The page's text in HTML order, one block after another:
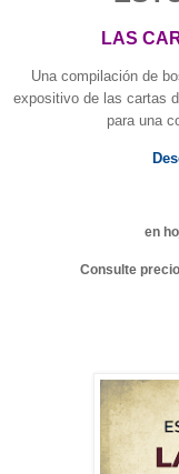
LAS
Una compilación de
expositivo de las cartas
para una
en
Consulte